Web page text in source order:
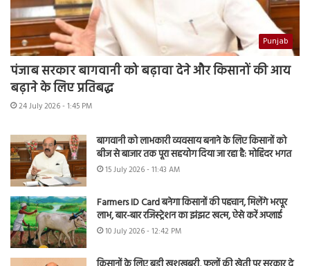
Punjab
पंजाब सरकार बागवानी को बढ़ावा देने और किसानों की आय
बढ़ाने के लिए प्रतिबद्ध
24 July 2026 - 1:45 PM
बागवानी को लाभकारी व्यवसाय बनाने के लिए किसानों को
बीज से बाजार तक पूरा सहयोग दिया जा रहा है: मोहिंदर भगत
15 July 2026 - 11:43 AM
Farmers ID Card बनेगा किसानों की पहचान, मिलेंगे भरपूर
लाभ, बार-बार रजिस्ट्रेशन का झंझट खत्म, ऐसे करें अप्लाई
10 July 2026 - 12:42 PM